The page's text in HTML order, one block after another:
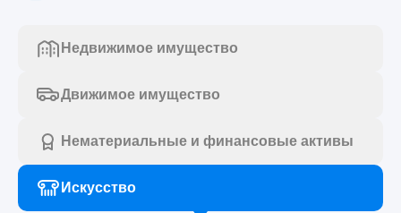
Недвижимое имущество
Движимое имущество
Нематериальные и финансовые активы
Искусство